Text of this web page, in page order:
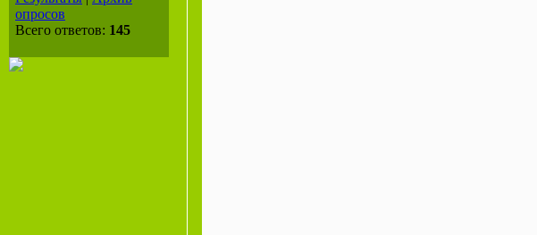
опросов
Всего ответов: 145